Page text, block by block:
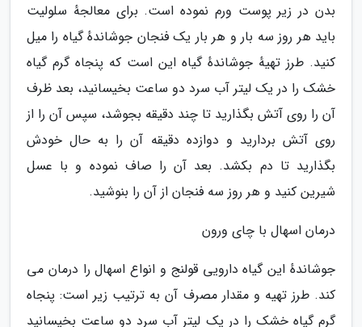
بدن در زیر پوست ورم نموده است. برای معالجهٔ سلولیت
باید هر روز سه بار و هر بار یک فنجان جوشاندهٔ گیاه را میل
کنید. طرز تهیهٔ جوشاندهٔ گیاه این است که پنجاه گرم گیاه
خشک را در یک لیتر آب سرد دو ساعت بخیسانید، بعد ظرف
آن را روی آتش بگذارید تا چند دقیقه بجوشد، سپس آن را از
روی آتش بردارید و دوازده دقیقه آن را به حال خودش
بگذارید تا دم بکشد. بعد آن را صاف نموده و با عسل
شیرین کنید و هر روز سه فنجان از آن را بنوشید.
درمان اسهال با چای ورون
جوشاندهٔ این گیاه دارویی قولنج و انواع اسهال را درمان می
کند. طرز تهیه و مقدار مصرف آن به ترتیب زیر است: پنجاه
گرم گیاه خشک را در یک لیتر آب سرد دو ساعت بخیسانید